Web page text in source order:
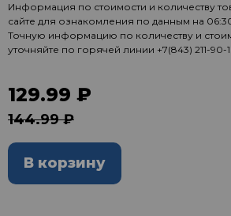
Информация по стоимости и количеству
сайте для ознакомления по данным на
Точную информацию по количеству и
уточняйте по горячей линии +7(843) 211-90-
129.99 ₽
144.99 ₽
В корзину